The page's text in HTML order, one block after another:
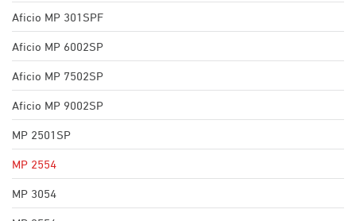
Aficio MP 301SPF
Aficio MP 6002SP
Aficio MP 7502SP
Aficio MP 9002SP
MP 2501SP
MP 2554
MP 3054